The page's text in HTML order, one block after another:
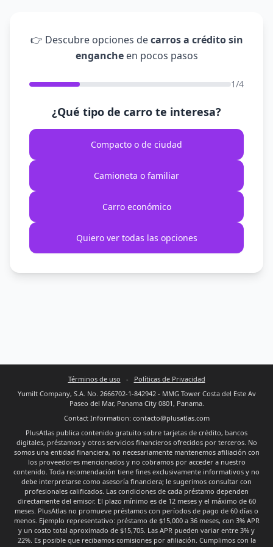
👉 Descubre opciones decarros a crédito sin
engancheen pocos pasos
1/4
¿Qué tipo de carro te interesa?
Compacto o de ciudad
Camioneta o familiar
Carro económico
Quiero ver todas las opciones
Términos de uso - Políticas de Privacidad
Yumilt Company, S.A. No. 2666702-1-842942 - MMG Tower Costa del Este Av
Paseo del Mar, Panama City 0801, Panama.
Contact Information: contacto@plusatlas.com
PlusAtlas publica contenido gratuito sobre tarjetas de crédito, bancos
digitales, préstamos y otros servicios financieros ofrecidos por terceros. No
somos una entidad financiera, no necesariamente mantenemos afiliación con
los proveedores mencionados y no cobramos por acceder a nuestro
contenido. Toda recomendación tiene fines exclusivamente informativos y no
debe interpretarse como asesoría financiera; le sugerimos consultar con
profesionales calificados. Las condiciones de cada préstamo dependen
directamente del emisor. El plazo mínimo es de 12 meses y el máximo de 60
meses. PlusAtlas no promueve préstamos con períodos de pago de 60 días o
menos. Ejemplo representativo: préstamo de $15,000 a 36 meses, con 3% APR
y un costo total aproximado de $15,705. Las APR pueden variar entre 3% y
22%. Es posible que recibamos comisiones por afiliación. Cumplimos con la